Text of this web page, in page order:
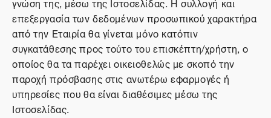
επεξεργασία των δεδομένων προσωπικού χαρακτήρα
από την Εταιρία θα γίνεται μόνο κατόπιν
συγκατάθεσης προς τούτο του επισκέπτη/χρήστη, ο
οποίος θα τα παρέχει οικειοθελώς με σκοπό την
παροχή πρόσβασης στις ανωτέρω εφαρμογές ή
υπηρεσίες που θα είναι διαθέσιμες μέσω της
Ιστοσελίδας.